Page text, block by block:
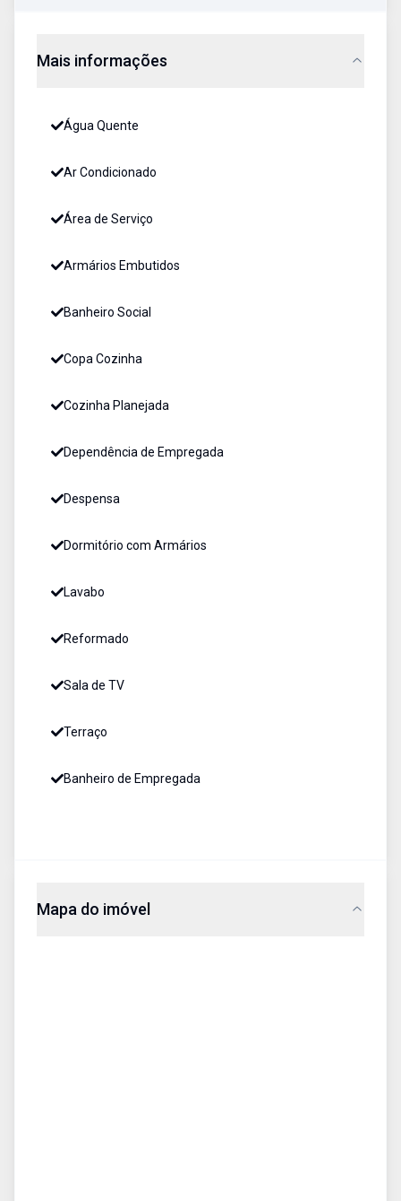
Mais informações
Água Quente
Ar Condicionado
Área de Serviço
Armários Embutidos
Banheiro Social
Copa Cozinha
Cozinha Planejada
Dependência de Empregada
Despensa
Dormitório com Armários
Lavabo
Reformado
Sala de TV
Terraço
Banheiro de Empregada
Mapa do imóvel